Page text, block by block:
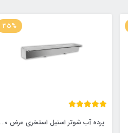
35%
پرده آب شوتر استیل استخری عرض 200 سانتی متر